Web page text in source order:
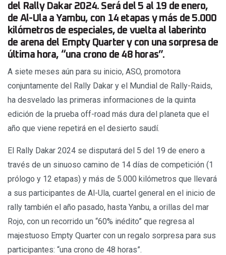
del Rally Dakar 2024. Será del 5 al 19 de enero,
de Al-Ula a Yambu, con 14 etapas y más de 5.000
kilómetros de especiales, de vuelta al laberinto
de arena del Empty Quarter y con una sorpresa de
última hora, “una crono de 48 horas”.
A siete meses aún para su inicio, ASO, promotora
conjuntamente del Rally Dakar y el Mundial de Rally-Raids,
ha desvelado las primeras informaciones de la quinta
edición de la prueba off-road más dura del planeta que el
año que viene repetirá en el desierto saudí.
El Rally Dakar 2024 se disputará del 5 del 19 de enero a
través de un sinuoso camino de 14 días de competición (1
prólogo y 12 etapas) y más de 5.000 kilómetros que llevará
a sus participantes de Al-Ula, cuartel general en el inicio de
rally también el año pasado, hasta Yanbu, a orillas del mar
Rojo, con un recorrido un “60% inédito” que regresa al
majestuoso Empty Quarter con un regalo sorpresa para sus
participantes: “una crono de 48 horas”.